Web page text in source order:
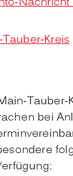
Kreis
Tauber-
bei